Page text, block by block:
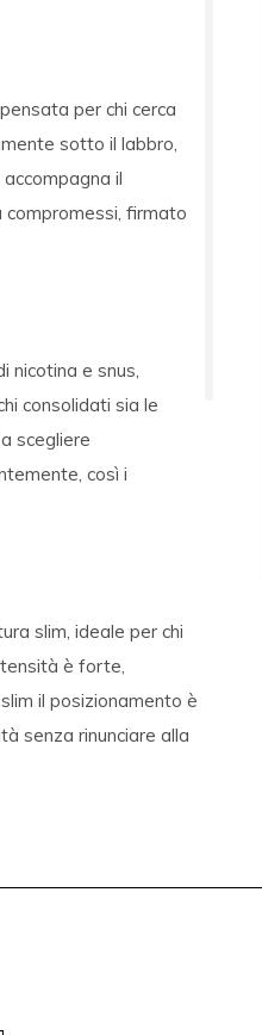
per chi cerca
sotto il labbro,
il
firmato
nicotina e snus,
consolidati sia le
scegliere
così i
slim, ideale per chi
è forte,
il posizionamento è
senza rinunciare alla